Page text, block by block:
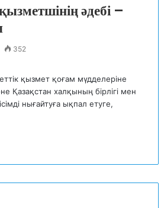
әдебі –
352
қызмет қоғам мүдделеріне
Қазақстан халқының бірлігі мен
нығайтуға ықпал етуге,